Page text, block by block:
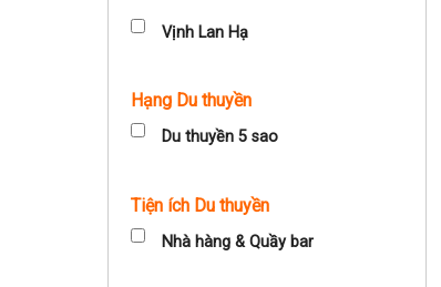
Vịnh Lan Hạ
Hạng Du thuyền
Du thuyền 5 sao
Tiện ích Du thuyền
Nhà hàng & Quầy bar